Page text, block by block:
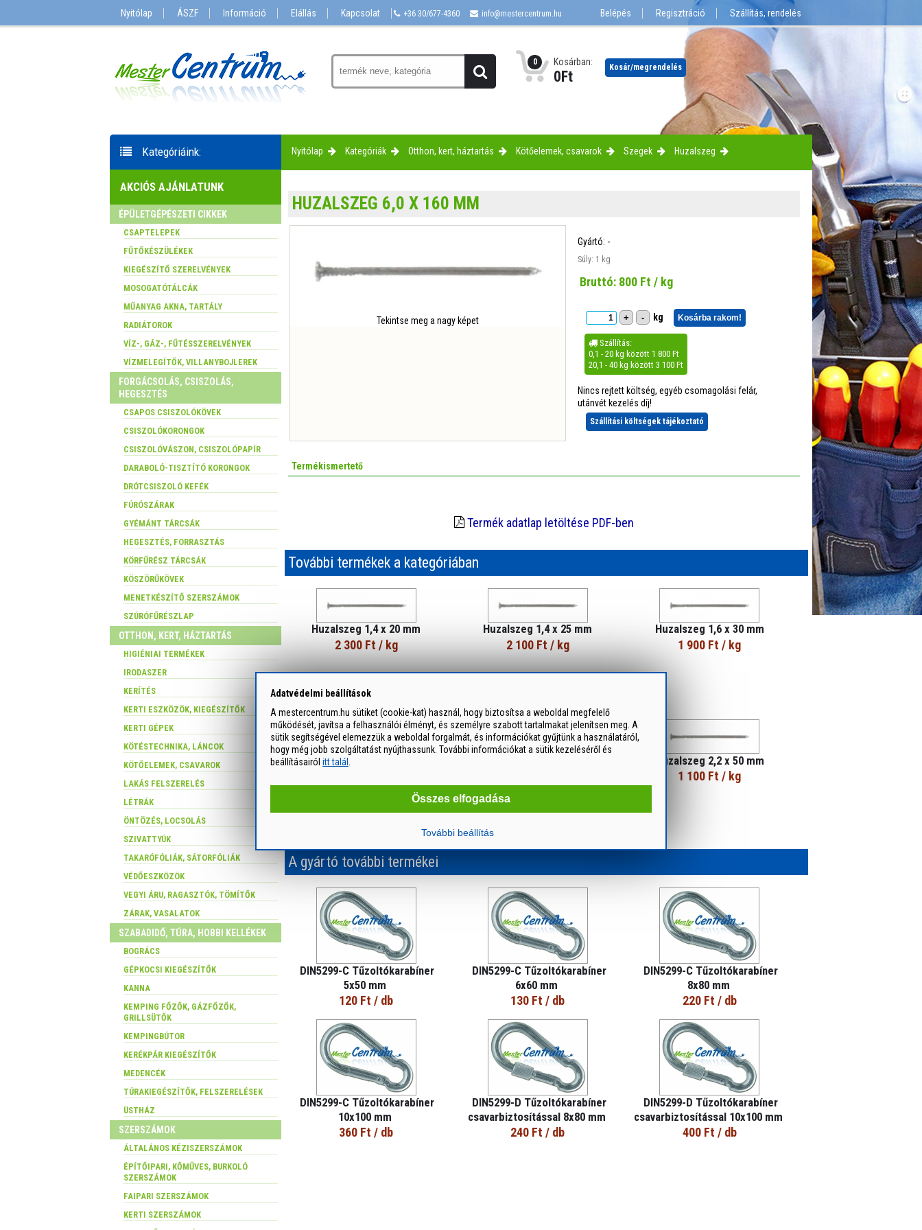
Nyitólap ÁSZF Információ Elállás Kapcsolat +36 30/677-4360 info@mestercentrum.hu Belépés Regisztráció Szállítás, rendelés
0 Kosárban:
0Ft
Kosár/megrendelés
Kategóriáink:
AKCIÓS AJÁNLATUNK
ÉPÜLETGÉPÉSZETI CIKKEK
CSAPTELEPEK
FŰTŐKÉSZÜLÉKEK
KIEGÉSZÍTŐ SZERELVÉNYEK
MOSOGATÓTÁLCÁK
MŰANYAG AKNA, TARTÁLY
RADIÁTOROK
VÍZ-, GÁZ-, FŰTÉSSZERELVÉNYEK
VÍZMELEGÍTŐK, VILLANYBOJLEREK
FORGÁCSOLÁS, CSISZOLÁS,
HEGESZTÉS
CSAPOS CSISZOLÓKÖVEK
CSISZOLÓKORONGOK
CSISZOLÓVÁSZON, CSISZOLÓPAPÍR
DARABOLÓ-TISZTÍTÓ KORONGOK
DRÓTCSISZOLÓ KEFÉK
FÚRÓSZÁRAK
GYÉMÁNT TÁRCSÁK
HEGESZTÉS, FORRASZTÁS
KÖRFŰRÉSZ TÁRCSÁK
KÖSZÖRŰKÖVEK
MENETKÉSZÍTŐ SZERSZÁMOK
SZÚRÓFŰRÉSZLAP
OTTHON, KERT, HÁZTARTÁS
HIGIÉNIAI TERMÉKEK
IRODASZER
KERÍTÉS
KERTI ESZKÖZÖK, KIEGÉSZÍTŐK
KERTI GÉPEK
KÖTÉSTECHNIKA, LÁNCOK
KÖTŐELEMEK, CSAVAROK
LAKÁS FELSZERELÉS
LÉTRÁK
ÖNTÖZÉS, LOCSOLÁS
SZIVATTYÚK
TAKARÓFÓLIÁK, SÁTORFÓLIÁK
VÉDŐESZKÖZÖK
VEGYI ÁRU, RAGASZTÓK, TÖMÍTŐK
ZÁRAK, VASALATOK
SZABADIDŐ, TÚRA, HOBBI KELLÉKEK
BOGRÁCS
GÉPKOCSI KIEGÉSZÍTŐK
KANNA
KEMPING FŐZŐK, GÁZFŐZŐK,
GRILLSÜTŐK
KEMPINGBÚTOR
KERÉKPÁR KIEGÉSZÍTŐK
MEDENCÉK
TÚRAKIEGÉSZÍTŐK, FELSZERELÉSEK
ÜSTHÁZ
SZERSZÁMOK
ÁLTALÁNOS KÉZISZERSZÁMOK
ÉPÍTŐIPARI, KŐMŰVES, BURKOLÓ
SZERSZÁMOK
FAIPARI SZERSZÁMOK
KERTI SZERSZÁMOK
Adatvédelmi beállítások
A mestercentrum.hu sütiket (cookie-kat) használ, hogy biztosítsa a weboldal megfelelő
működését, javítsa a felhasználói élményt, és személyre szabott tartalmakat jelenítsen meg. A
sütik segítségével elemezzük a weboldal forgalmát, és információkat gyűjtünk a használatáról,
hogy még jobb szolgáltatást nyújthassunk. További információkat a sütik kezeléséről és
beállításairól itt talál
Összes elfogadása
További beállítás
Nyitólap Kategóriák Otthon, kert, háztartás Kötőelemek, csavarok Szegek Huzalszeg
HUZALSZEG 6,0 X 160 MM
Tekintse meg a nagy képet
Gyártó: -
Súly: 1 kg
Bruttó: 800 Ft / kg
+ - kg Kosárba rakom!
 Szállítás:
0,1 - 20 kg között 1 800 Ft
20,1 - 40 kg között 3 100 Ft
Nincs rejtett költség, egyéb csomagolási felár,
utánvét kezelés díj!
Szállítási költségek tájékoztató
Termékismertető
Termék adatlap letöltése PDF-ben
További termékek a kategóriában
Huzalszeg 1,4 x 20 mm
2 300 Ft / kg
Huzalszeg 1,4 x 25 mm
2 100 Ft / kg
Huzalszeg 1,6 x 30 mm
1 900 Ft / kg
Huzalszeg 1,8 x 35 mm Huzalszeg 2,2 x 50 mm
1 100 Ft / kg
A gyártó további termékei
DIN5299-C Tűzoltókarabíner
5x50 mm
120 Ft / db
DIN5299-C Tűzoltókarabíner
6x60 mm
130 Ft / db
DIN5299-C Tűzoltókarabíner
8x80 mm
220 Ft / db
DIN5299-C Tűzoltókarabíner
10x100 mm
360 Ft / db
DIN5299-D Tűzoltókarabíner
csavarbiztosítással 8x80 mm
240 Ft / db
DIN5299-D Tűzoltókarabíner
csavarbiztosítással 10x100 mm
400 Ft / db